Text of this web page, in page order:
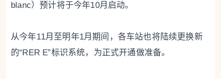
blanc）预计将于今年10月启动。
从今年11月至明年1月期间，各车站也将陆续更换新
的“RER E”标识系统，为正式开通做准备。